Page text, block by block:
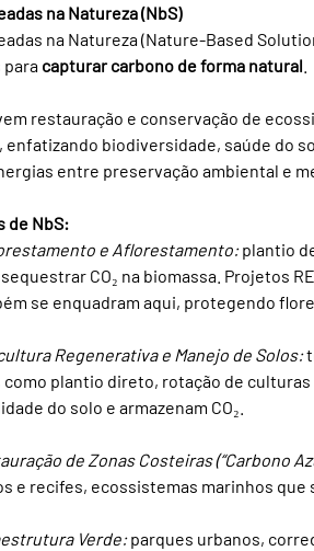
na Natureza (NbS)
na Natureza (Nature-Based
capturar carbono de forma natural
restauração e conservação de
biodiversidade, saúde do
entre preservação ambiental e
de NbS:
e Aflorestamento: plantio
CO₂ na biomassa. Projetos
se enquadram aqui, protegendo
Regenerativa e Manejo de Solos:
como plantio direto, rotação de
do solo e armazenam CO₂.
de Zonas Costeiras (“Carbono
e recifes, ecossistemas marinhos que
Verde: parques urbanos,